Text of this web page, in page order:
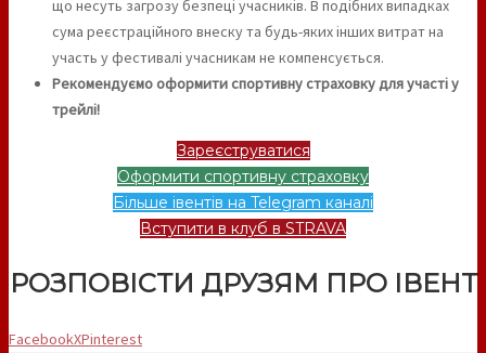
що несуть загрозу безпеці учасників. В подібних випадках
сума реєстраційного внеску та будь-яких інших витрат на
участь у фестивалі учасникам не компенсується.
Рекомендуємо оформити спортивну страховку для участі у
трейлі!
Зареєструватися
Оформити спортивну страховку
Більше івентів на Telegram каналі
Вступити в клуб в STRAVA
РОЗПОВІСТИ ДРУЗЯМ ПРО ІВЕНТ
FacebookXPinterest